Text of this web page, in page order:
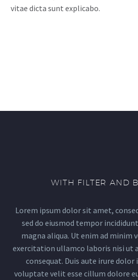
vitae dicta sunt explicabo.
WITH FILTER AND
Lorem ipsum dolor sit amet,
sed do eiusmod tempor
magna aliqua. Ut enim ad minim
exercitation ullamco laboris nisi ut
consequat. Duis aute irure
voluptate velit esse cillum dolore